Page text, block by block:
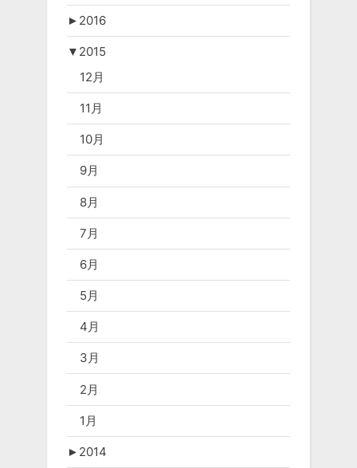
► 2016
▼ 2015
12月
11月
10月
9月
8月
7月
6月
5月
4月
3月
2月
1月
► 2014